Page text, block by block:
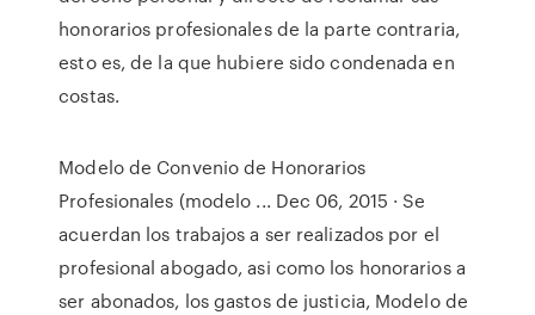
honorarios profesionales de la parte contraria,
esto es, de la que hubiere sido condenada en
costas.
Modelo de Convenio de Honorarios
Profesionales (modelo ... Dec 06, 2015 · Se
acuerdan los trabajos a ser realizados por el
profesional abogado, asi como los honorarios a
ser abonados, los gastos de justicia, Modelo de